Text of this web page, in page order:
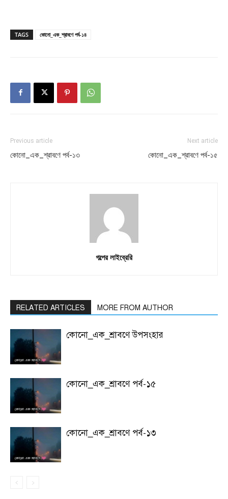
TAGS কোনো_এক_শ্রাবণে পর্ব-১৪
Previous article
কোনো_এক_শ্রাবণে পর্ব-১৩
Next article
কোনো_এক_শ্রাবণে পর্ব-১৫
গল্পের লাইব্রেরি
RELATED ARTICLES MORE FROM AUTHOR
কোনো_এক_শ্রাবণে উপসংহার
কোনো_এক_শ্রাবণে পর্ব-১৫
কোনো_এক_শ্রাবণে পর্ব-১৩